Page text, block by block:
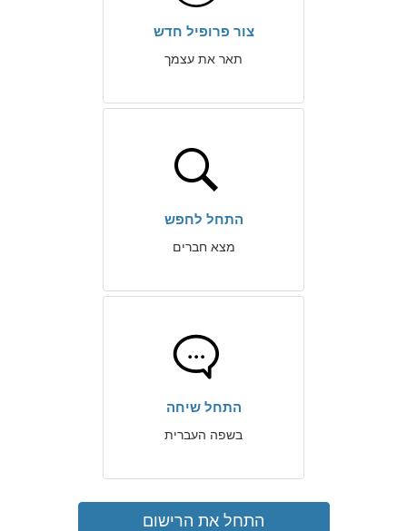
צור פרופיל חדש
תאר את עצמך
התחל לחפש
מצא חברים
התחל שיחה
בשפה העברית
התחל את הרישום